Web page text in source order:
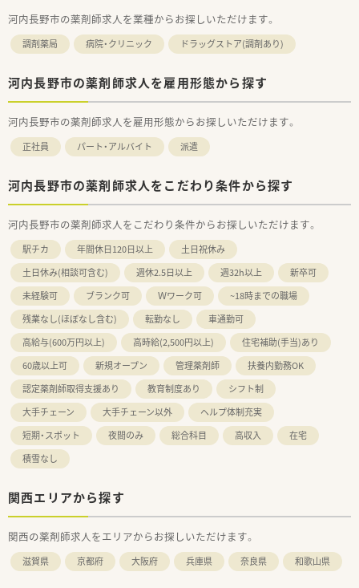
河内長野市の薬剤師求人を業種からお探しいただけます。
調剤薬局 病院・クリニック ドラッグストア(調剤あり)
河内長野市の薬剤師求人を雇用形態から探す
河内長野市の薬剤師求人を雇用形態からお探しいただけます。
正社員 パート・アルバイト 派遣
河内長野市の薬剤師求人をこだわり条件から探す
河内長野市の薬剤師求人をこだわり条件からお探しいただけます。
駅チカ 年間休日120日以上
土日祝休み
土日休み(相談可含む)
週休2.5日以上 週32h以上
新卒可
未経験可
ブランク可 Ｗワーク可
~18時までの職場
残業なし(ほぼなし含む)
転勤なし
車通勤可
高給与(600万円以上)
高時給(2,500円以上)
住宅補助(手当)あり
60歳以上可
新規オープン 管理薬剤師
扶養内勤務OK
認定薬剤師取得支援あり
教育制度あり
シフト制
大手チェーン
大手チェーン以外
ヘルプ体制充実
短期・スポット
夜間のみ 総合科目 高収入
在宅
積雪なし
関西エリアから探す
関西の薬剤師求人をエリアからお探しいただけます。
滋賀県 京都府 大阪府 兵庫県 奈良県 和歌山県